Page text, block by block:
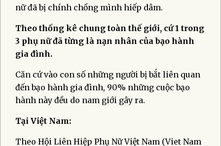
nữ đã bị chính chồng mình hiếp dâm.
Theo thống kê chung toàn thế giới, cứ 1 trong
3 phụ nữ đã từng là nạn nhân của bạo hành
gia đình.
Căn cứ vào con số những người bị bắt liên quan
đến bạo hành gia đình, 90% những cuộc bạo
hành này đều do nam giới gây ra.
Tại Việt Nam:
Theo Hội Liên Hiệp Phụ Nữ Việt Nam (Viet Nam